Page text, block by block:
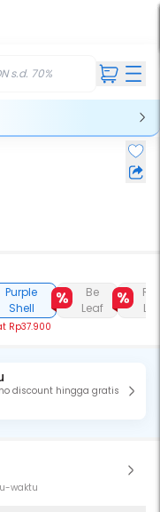
s.d. 70%
Purple
Shell
Rp37.900
Be
Leaf
discount hingga gratis
waktu